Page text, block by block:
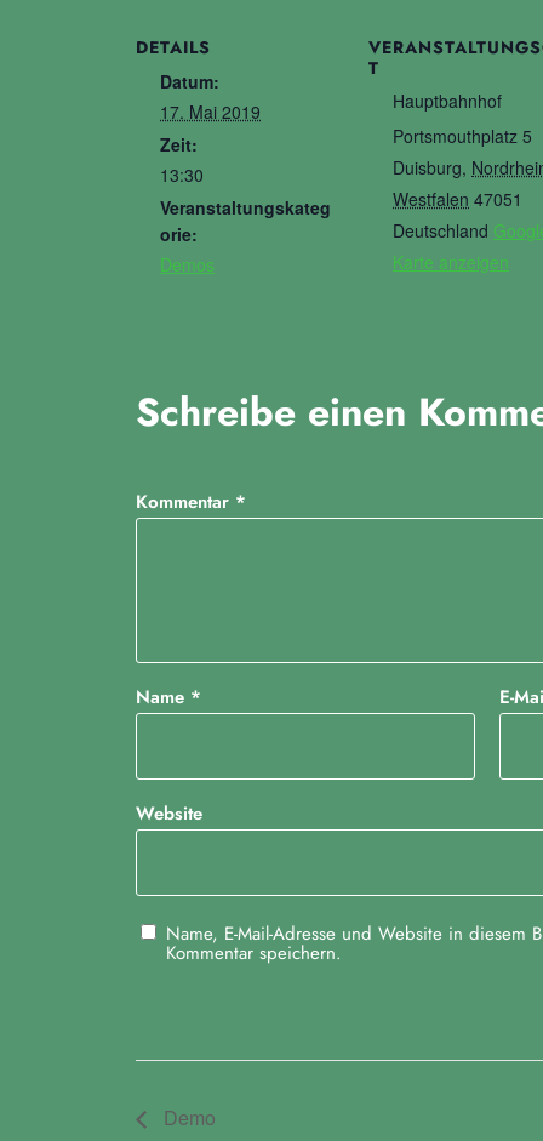
DETAILS
Datum:
17. Mai 2019
Zeit:
13:30
Veranstaltungskateg
orie:
Demos
T
Hauptbahnhof
Portsmouthplatz 5
Duisburg,
Westfalen 47051
Deutschland
Karte anzeigen
Schreibe einen
Kommentar *
Name * E-
Website
Name, E-Mail-Adresse und Website in diesem
Kommentar speichern.
Demo